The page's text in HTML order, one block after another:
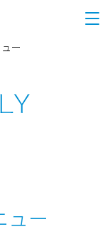
ー
ュー